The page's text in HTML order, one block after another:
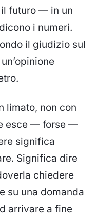
futuro — in un
i numeri.
il giudizio sul
limato, non con
esce — forse —
significa
Significa dire
chiedere
su una domanda
arrivare a fine